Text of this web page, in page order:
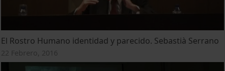
El Rostro Humano identidad y parecido. Sebastià Serrano
22 Febrero, 2016